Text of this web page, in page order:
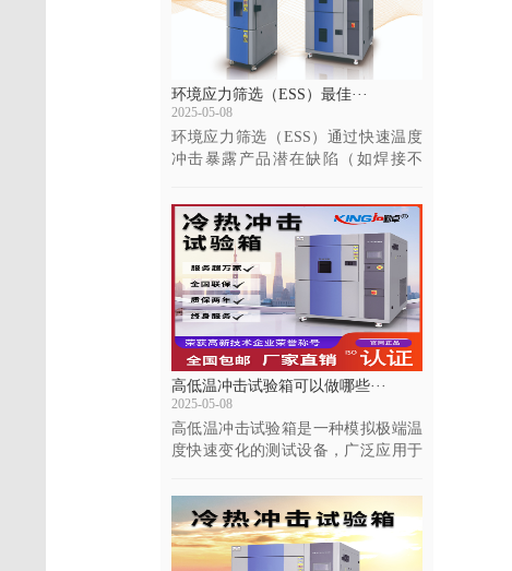
环境应力筛选（ESS）最佳···
2025-05-08
环境应力筛选（ESS）通过快速温度
冲击暴露产品潜在缺陷（如焊接不
高低温冲击试验箱可以做哪些···
2025-05-08
高低温冲击试验箱是一种模拟极端温
度快速变化的测试设备，广泛应用于